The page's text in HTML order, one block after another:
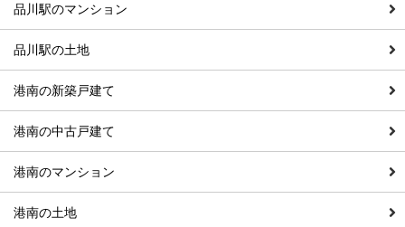
品川駅のマンション
品川駅の土地
港南の新築戸建て
港南の中古戸建て
港南のマンション
港南の土地